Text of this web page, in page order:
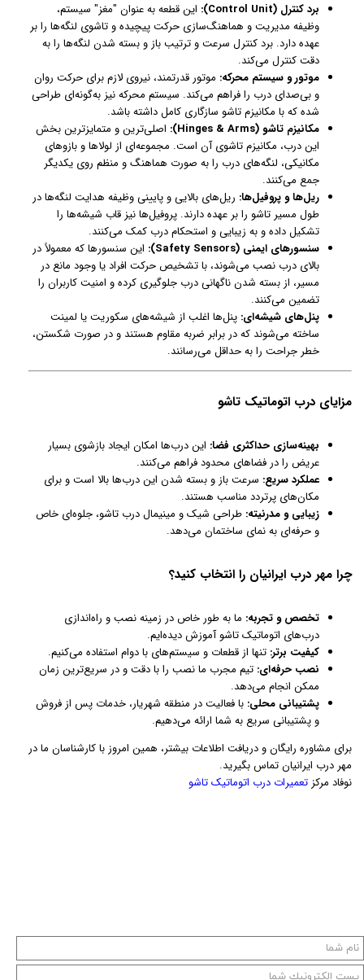
برد کنترل (Control Unit):
این قطعه به عنوان "مغز" سیستم،
وظیفه مدیریت و هماهنگ‌سازی حرکت پیچیده و تاشوی لنگه‌ها را بر
عهده دارد. برد کنترل سرعت و ترتیب باز و بسته شدن لنگه‌ها را به
دقت کنترل می‌کند.
موتور و سیستم محرکه: موتور قدرتمند، نیروی لازم برای حرکت روان
و بی‌صدای درب را فراهم می‌کند. سیستم محرکه نیز به‌گونه‌ای طراحی
شده که با مکانیزم تاشو سازگاری کامل داشته باشد.
مکانیزم تاشو (Hinges & Arms):
اصلی‌ترین و متمایزترین بخش
این درب، مکانیزم تاشوی آن است. مجموعه‌ای از لولاها و بازوهای
مکانیکی، لنگه‌های درب را به صورت هماهنگ و منظم روی یکدیگر
جمع می‌کنند.
ریل‌ها و پروفیل‌ها: ریل‌های بالایی و پایینی وظیفه هدایت لنگه‌ها در
طول مسیر تاشو را بر عهده دارند. پروفیل‌ها نیز قاب شیشه‌ها را
تشکیل داده و به زیبایی و استحکام درب کمک می‌کنند.
سنسورهای ایمنی (Safety Sensors):
این سنسورها که معمولاً در
بالای درب نصب می‌شوند، با تشخیص حرکت افراد یا وجود مانع در
مسیر، از بسته شدن ناگهانی درب جلوگیری کرده و امنیت کاربران را
تضمین می‌کنند.
پنل‌های شیشه‌ای: پنل‌ها اغلب از شیشه‌های سکوریت یا لمینت
ساخته می‌شوند که در برابر ضربه مقاوم هستند و در صورت شکستن،
خطر جراحت را به حداقل می‌رسانند.
مزایای درب اتوماتیک تاشو
بهینه‌سازی حداکثری فضا: این درب‌ها امکان ایجاد بازشوی بسیار
عریض را در فضاهای محدود فراهم می‌کنند.
عملکرد سریع: سرعت باز و بسته شدن این درب‌ها بالا است و برای
مکان‌های پرتردد مناسب هستند.
زیبایی و مدرنیته: طراحی شیک و مینیمال درب تاشو، جلوه‌ای خاص
و حرفه‌ای به نمای ساختمان می‌دهد.
چرا مهر درب ایرانیان را انتخاب کنید؟
تخصص و تجربه: ما به طور خاص در زمینه نصب و راه‌اندازی
درب‌های اتوماتیک تاشو آموزش دیده‌ایم.
کیفیت برتر: تنها از قطعات و سیستم‌های با دوام استفاده می‌کنیم.
نصب حرفه‌ای: تیم مجرب ما نصب را با دقت و در سریع‌ترین زمان
ممکن انجام می‌دهد.
پشتیبانی محلی: با فعالیت در منطقه شهریار، خدمات پس از فروش
و پشتیبانی سریع به شما ارائه می‌دهیم.
برای مشاوره رایگان و دریافت اطلاعات بیشتر، همین امروز با کارشناسان ما در
مهر درب ایرانیان تماس بگیرید.
نوفاد مرکز تعمیرات درب اتوماتیک تاشو